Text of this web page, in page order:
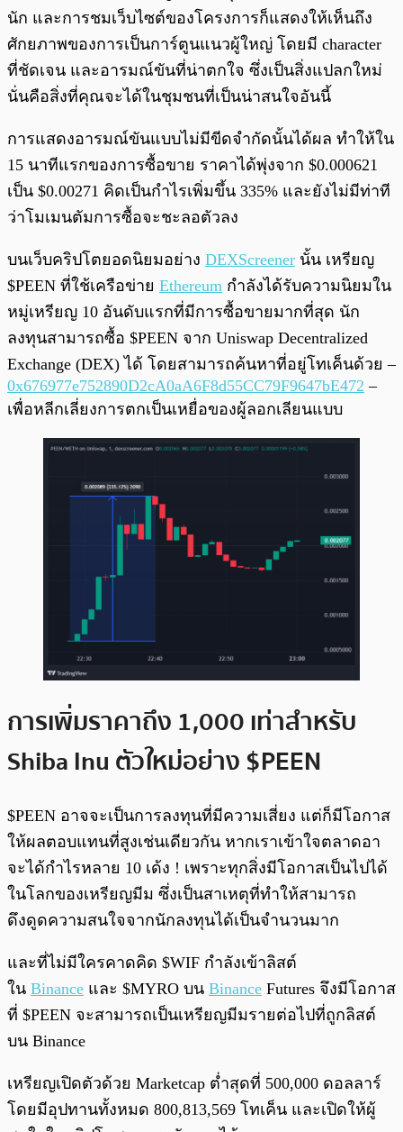
นัก และการชมเว็บไซต์ของโครงการก็แสดงให้เห็นถึง
ศักยภาพของการเป็นการ์ตูนแนวผู้ใหญ่ โดยมี character
ที่ชัดเจน และอารมณ์ขันที่น่าตกใจ ซึ่งเป็นสิ่งแปลกใหม่
นั่นคือสิ่งที่คุณจะได้ในชุมชนที่เป็นน่าสนใจอันนี้
การแสดงอารมณ์ขันแบบไม่มีขีดจำกัดนั้นได้ผล ทำให้ใน
15 นาทีแรกของการซื้อขาย ราคาได้พุ่งจาก $0.000621
เป็น $0.00271 คิดเป็นกำไรเพิ่มขึ้น 335% และยังไม่มีท่าที
ว่าโมเมนตัมการซื้อจะชะลอตัวลง
บนเว็บคริปโตยอดนิยมอย่าง DEXScreener นั้น เหรียญ
$PEEN ที่ใช้เครือข่าย Ethereum กำลังได้รับความนิยมใน
หมู่เหรียญ 10 อันดับแรกที่มีการซื้อขายมากที่สุด นัก
ลงทุนสามารถซื้อ $PEEN จาก Uniswap Decentralized
Exchange (DEX) ได้ โดยสามารถค้นหาที่อยู่โทเค็นด้วย –
0x676977e752890D2cA0aA6F8d55CC79F9647bE472 –
เพื่อหลีกเลี่ยงการตกเป็นเหยื่อของผู้ลอกเลียนแบบ
การเพิ่มราคาถึง 1,000 เท่าสำหรับ
Shiba Inu ตัวใหม่อย่าง $PEEN
$PEEN อาจจะเป็นการลงทุนที่มีความเสี่ยง แต่ก็มีโอกาส
ให้ผลตอบแทนที่สูงเช่นเดียวกัน หากเราเข้าใจตลาดอา
จะได้กำไรหลาย 10 เด้ง ! เพราะทุกสิ่งมีโอกาสเป็นไปได้
ในโลกของเหรียญมีม ซึ่งเป็นสาเหตุที่ทำให้สามารถ
ดึงดูดความสนใจจากนักลงทุนได้เป็นจำนวนมาก
และที่ไม่มีใครคาดคิด $WIF กำลังเข้าลิสต์
ใน Binance และ $MYRO บน Binance Futures จึงมีโอกาส
ที่ $PEEN จะสามารถเป็นเหรียญมีมรายต่อไปที่ถูกลิสต์
บน Binance
เหรียญเปิดตัวด้วย Marketcap ต่ำสุดที่ 500,000 ดอลลาร์
โดยมีอุปทานทั้งหมด 800,813,569 โทเค็น และเปิดให้ผู้